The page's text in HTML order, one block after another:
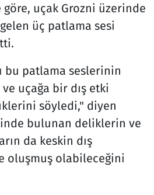
uçak Grozni üzerinde
üç patlama sesi
bu patlama seslerinin
uçağa bir dış etki
söyledi," diyen
bulunan deliklerin ve
da keskin dış
oluşmuş olabileceğini